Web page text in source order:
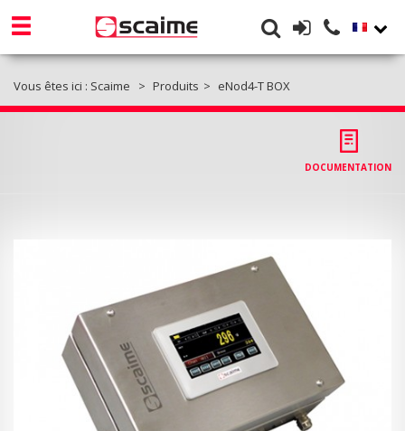
Vous êtes ici : Scaime Produits eNod4-T BOX
DOCUMENTATION